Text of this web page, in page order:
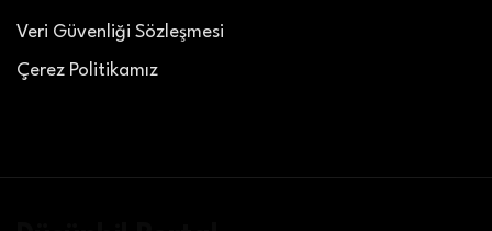
Veri Güvenliği Sözleşmesi
Çerez Politikamız